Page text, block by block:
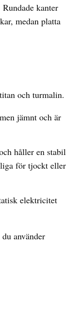
kanter
medan platta
och turmalin.
jämnt och är
håller en stabil
för tjockt eller
elektricitet
använder